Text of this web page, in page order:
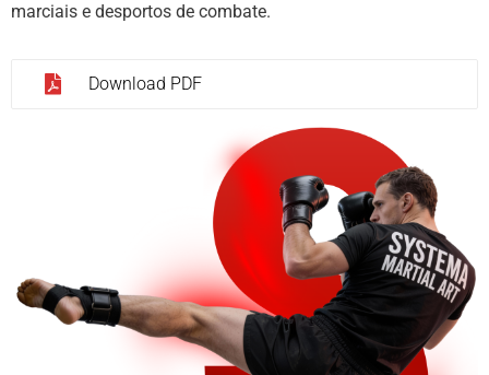
marciais e desportos de combate.
Download PDF